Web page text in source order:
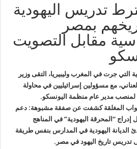
تدريس اليهودية
بمصر
مقابل التصويت
جرت في المغرب وليبيريا، التقى وزير
مع مسؤولين إسرائيليين في محاولة
مدير عام منظمة اليونسكو.
المغلقة كشفت عن صفقة مشبوهة: دعم
إدراج “المحرقة اليهودية” في المناهج
الديانة اليهودية في المدارس بنفس طريقة
تدريس تاريخ اليهود في مصر.